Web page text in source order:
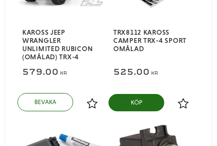
KAROSS JEEP
WRANGLER
UNLIMITED RUBICON
(OMÅLAD) TRX-4
579,00 KR
Lägg till i favoriter
TRX8112 KAROSS
CAMPER TRX-4 SPORT
OMÅLAD
525,00 KR
Lägg till i
KÖP